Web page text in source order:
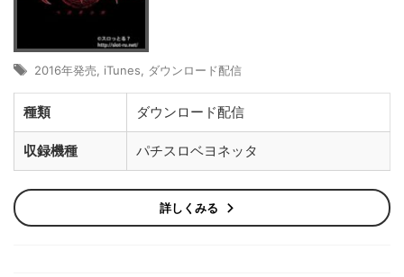
2016年発売 iTunes ダウンロード配信
種類 ダウンロード配信
収録機種 パチスロベヨネッタ
詳しくみる